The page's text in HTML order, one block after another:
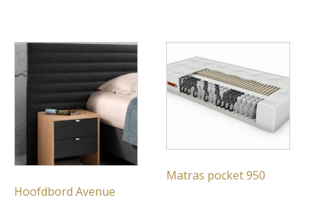
Hoofdbord Avenue
Matras pocket 950